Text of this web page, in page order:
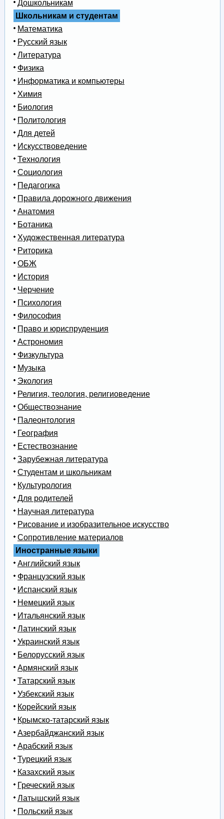
Дошкольникам
Школьникам и студентам
Математика
Русский язык
Литература
Физика
Информатика и компьютеры
Химия
Биология
Политология
Для детей
Искусствоведение
Технология
Социология
Педагогика
Правила дорожного движения
Анатомия
Ботаника
Художественная литература
Риторика
ОБЖ
История
Черчение
Психология
Философия
Право и юриспруденция
Астрономия
Физкультура
Музыка
Экология
Религия, теология, религиоведение
Обществознание
Палеонтология
География
Естествознание
Зарубежная литература
Студентам и школьникам
Культурология
Для родителей
Научная литература
Рисование и изобразительное искусство
Сопротивление материалов
Иностранные языки
Английский язык
Французский язык
Испанский язык
Немецкий язык
Итальянский язык
Латинский язык
Украинский язык
Белорусский язык
Армянский язык
Татарский язык
Узбекский язык
Корейский язык
Крымско-татарский язык
Азербайджанский язык
Арабский язык
Турецкий язык
Казахский язык
Греческий язык
Латышский язык
Польский язык